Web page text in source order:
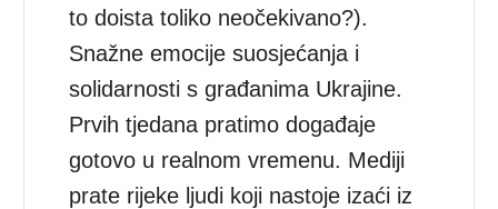
to doista toliko neočekivano?).
Snažne emocije suosjećanja i
solidarnosti s građanima Ukrajine.
Prvih tjedana pratimo događaje
gotovo u realnom vremenu. Mediji
prate rijeke ljudi koji nastoje izaći iz